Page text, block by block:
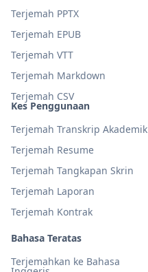
Kes Penggunaan
Terjemah Transkrip Akademik
Terjemah Resume
Terjemah Tangkapan Skrin
Terjemah Laporan
Terjemah Kontrak
Bahasa Teratas
Terjemahkan ke Bahasa
Terjemah PPTX
Terjemah EPUB
Terjemah VTT
Terjemah Markdown
Terjemah CSV